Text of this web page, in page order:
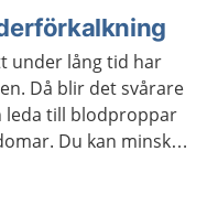
under lång tid har
Då blir det svårare
leda till blodproppar
Du kan minska